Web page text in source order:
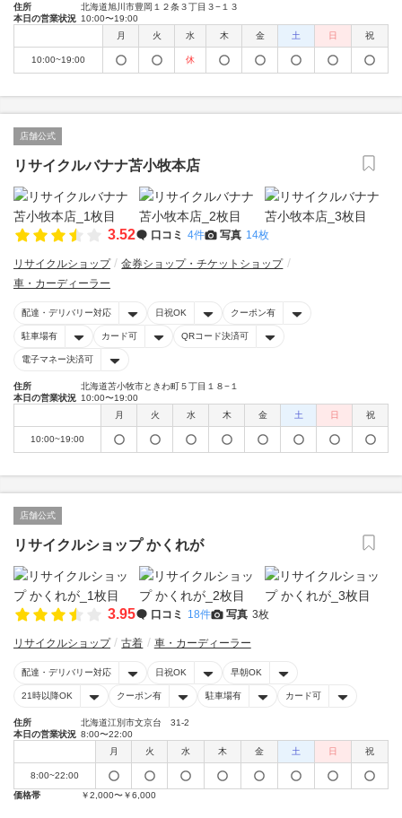
住所
北海道旭川市豊岡１２条３丁目３−１３
本日の営業状況 10:00〜19:00
月
火 水 木 金 土 日 祝
10:00~19:00 休
店舗公式
リサイクルバナナ苫小牧本店
3.52 口コミ 4件 写真 14枚
リサイクルショップ
金券ショップ・チケットショップ
車・カーディーラー
配達・デリバリー対応 日祝OK クーポン有
駐車場有 カード可 QRコード決済可
電子マネー決済可
住所
北海道苫小牧市ときわ町５丁目１８−１
本日の営業状況 10:00〜19:00
月
火 水 木 金 土 日 祝
10:00~19:00
店舗公式
リサイクルショップ かくれが
3.95 口コミ 18件 写真 3枚
リサイクルショップ 古着 車・カーディーラー
配達・デリバリー対応 日祝OK 早朝OK
21時以降OK クーポン有 駐車場有 カード可
住所
北海道江別市文京台 31-2
本日の営業状況 8:00〜22:00
月
火 水 木 金 土 日 祝
8:00~22:00
価格帯
￥2,000〜￥6,000